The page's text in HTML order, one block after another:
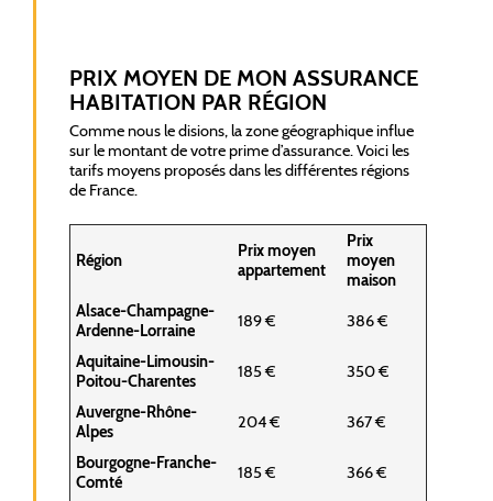
PRIX MOYEN DE MON ASSURANCE
HABITATION PAR RÉGION
Comme nous le disions, la zone géographique influe
sur le montant de votre prime d’assurance. Voici les
tarifs moyens proposés dans les différentes régions
de France.
Région
Prix moyen
appartement
Prix
moyen
maison
Alsace-Champagne-
Ardenne-Lorraine
189 € 386 €
Aquitaine-Limousin-
Poitou-Charentes
185 € 350 €
Auvergne-Rhône-
Alpes
204 € 367 €
Bourgogne-Franche-
Comté
185 € 366 €